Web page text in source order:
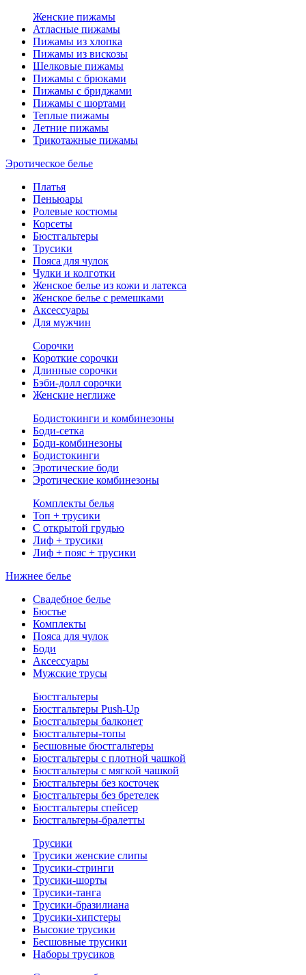
Женские пижамы
Атласные пижамы
Пижамы из хлопка
Пижамы из вискозы
Шелковые пижамы
Пижамы с брюками
Пижамы с бриджами
Пижамы с шортами
Теплые пижамы
Летние пижамы
Трикотажные пижамы
Эротическое белье
Платья
Пеньюары
Ролевые костюмы
Корсеты
Бюстгальтеры
Трусики
Пояса для чулок
Чулки и колготки
Женское белье из кожи и латекса
Женское белье с ремешками
Аксессуары
Для мужчин
Сорочки
Короткие сорочки
Длинные сорочки
Бэби-долл сорочки
Женские неглиже
Бодистокинги и комбинезоны
Боди-сетка
Боди-комбинезоны
Бодистокинги
Эротические боди
Эротические комбинезоны
Комплекты белья
Топ + трусики
С открытой грудью
Лиф + трусики
Лиф + пояс + трусики
Нижнее белье
Свадебное белье
Бюстье
Комплекты
Пояса для чулок
Боди
Аксессуары
Мужские трусы
Бюстгальтеры
Бюстгальтеры Push-Up
Бюстгальтеры балконет
Бюстгальтеры-топы
Бесшовные бюстгальтеры
Бюстгальтеры с плотной чашкой
Бюстгальтеры с мягкой чашкой
Бюстгальтеры без косточек
Бюстгальтеры без бретелек
Бюстгальтеры спейсер
Бюстгальтеры-бралетты
Трусики
Трусики женские слипы
Трусики-стринги
Трусики-шорты
Трусики-танга
Трусики-бразилиана
Трусики-хипстеры
Высокие трусики
Бесшовные трусики
Наборы трусиков